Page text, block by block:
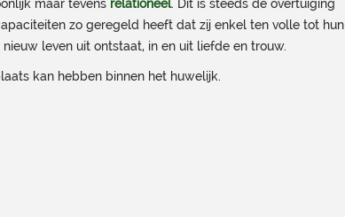
maar tevens relationeel. Dit is steeds de overtuiging
zo geregeld heeft dat zij enkel ten volle tot hun
leven uit ontstaat, in en uit liefde en trouw.
kan hebben binnen het huwelijk.